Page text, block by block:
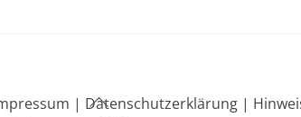
Back
| Datenschutzerklärung |